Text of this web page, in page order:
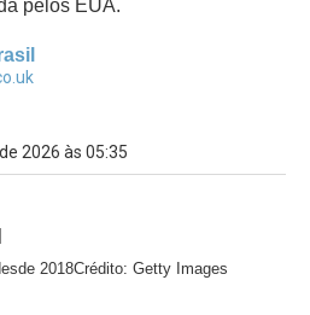
pelos EUA.
2026 às 05:35
2018Crédito: Getty Images